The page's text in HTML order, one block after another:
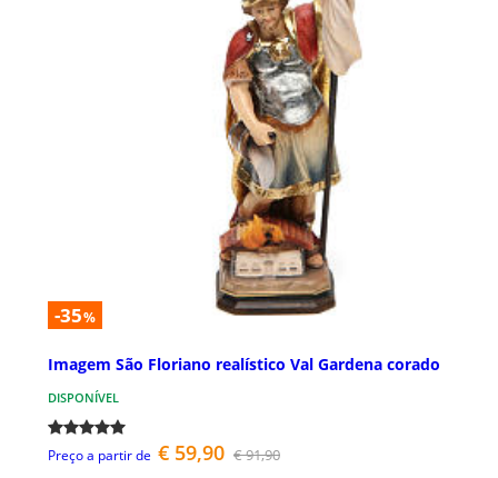
-35%
Imagem São Floriano realístico Val Gardena corado
DISPONÍVEL
Preço a partir de € 59,90 € 91,90